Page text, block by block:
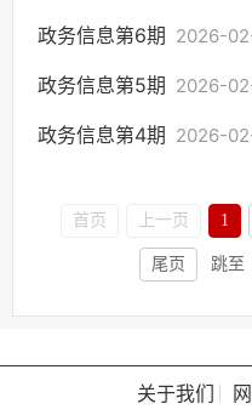
政务信息第6期 2026-
政务信息第5期 2026-
政务信息第4期 2026-
首页 上一页 1
尾页 跳至
关于我们